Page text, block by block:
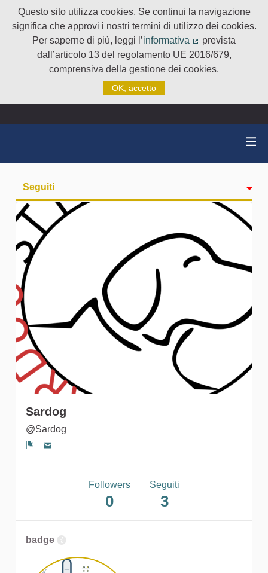
Questo sito utilizza cookies. Se continui la navigazione
significa che approvi i nostri termini di utilizzo dei cookies.
Per saperne di più, leggi l’informativa
(Collegamento
prevista
dall’articolo 13 del regolamento UE 2016/679,
comprensiva della gestione dei cookies.
OK, accetto
Attività
badge
Seguiti
Followers
gruppi
Sardog
@Sardog
Followers
0
Seguiti
3
badge